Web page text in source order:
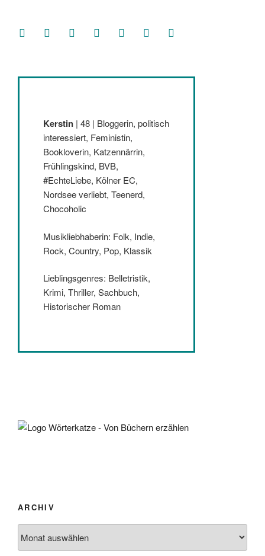
facebooksoundcloud
twitter mastodoninstagramthreads goodreads
Kerstin | 48 | Bloggerin, politisch
interessiert, Feministin,
Bookloverin, Katzennärrin,
Frühlingskind, BVB,
#EchteLiebe, Kölner EC,
Nordsee verliebt, Teenerd,
Chocoholic
Musikliebhaberin: Folk, Indie,
Rock, Country, Pop, Klassik
Lieblingsgenres: Belletristik,
Krimi, Thriller, Sachbuch,
Historischer Roman
ARCHIV